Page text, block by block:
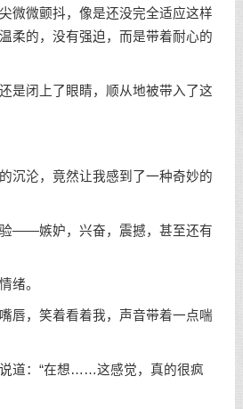
微微颤抖，像是还没完全适应这样
柔的，没有强迫，而是带着耐心的
是闭上了眼睛，顺从地被带入了这
沉沦，竟然让我感到了一种奇妙的
——嫉妒，兴奋，震撼，甚至还有
绪。
唇，笑着看着我，声音带着一点喘
道：“在想……这感觉，真的很疯